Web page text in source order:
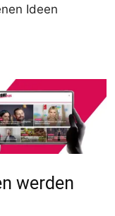
Ideen
werden